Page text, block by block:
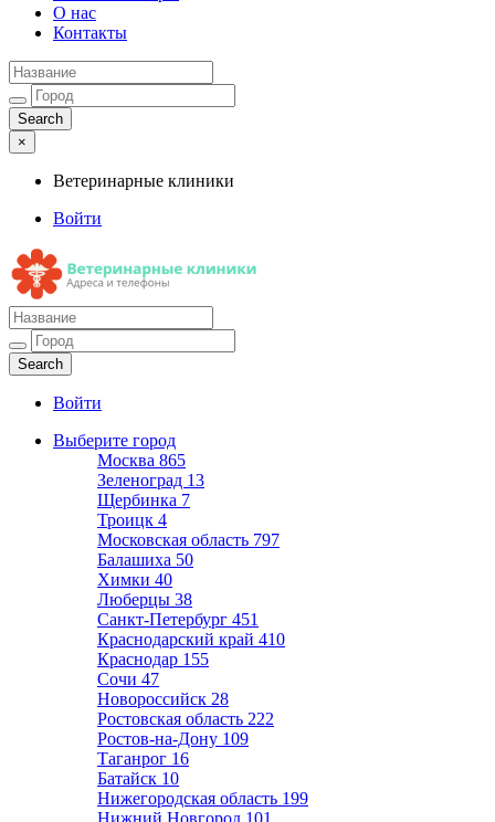
О нас
Контакты
×
Ветеринарные клиники
Войти
Ветеринарные клиники
Адреса и телефоны
Войти
Выберите город
Москва 865
Зеленоград 13
Щербинка 7
Троицк 4
Московская область 797
Балашиха 50
Химки 40
Люберцы 38
Санкт-Петербург 451
Краснодарский край 410
Краснодар 155
Сочи 47
Новороссийск 28
Ростовская область 222
Ростов-на-Дону 109
Таганрог 16
Батайск 10
Нижегородская область 199
Нижний Новгород 101